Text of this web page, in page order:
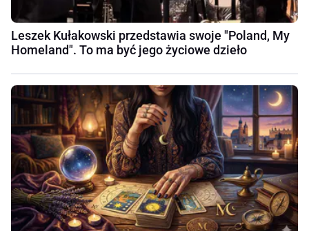
Leszek Kułakowski przedstawia swoje "Poland, My
Homeland". To ma być jego życiowe dzieło